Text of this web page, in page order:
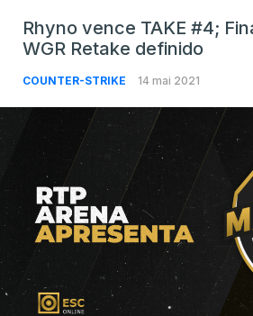
Rhyno vence TAKE #4;
WGR Retake definido
COUNTER-STRIKE 14 mai 2021